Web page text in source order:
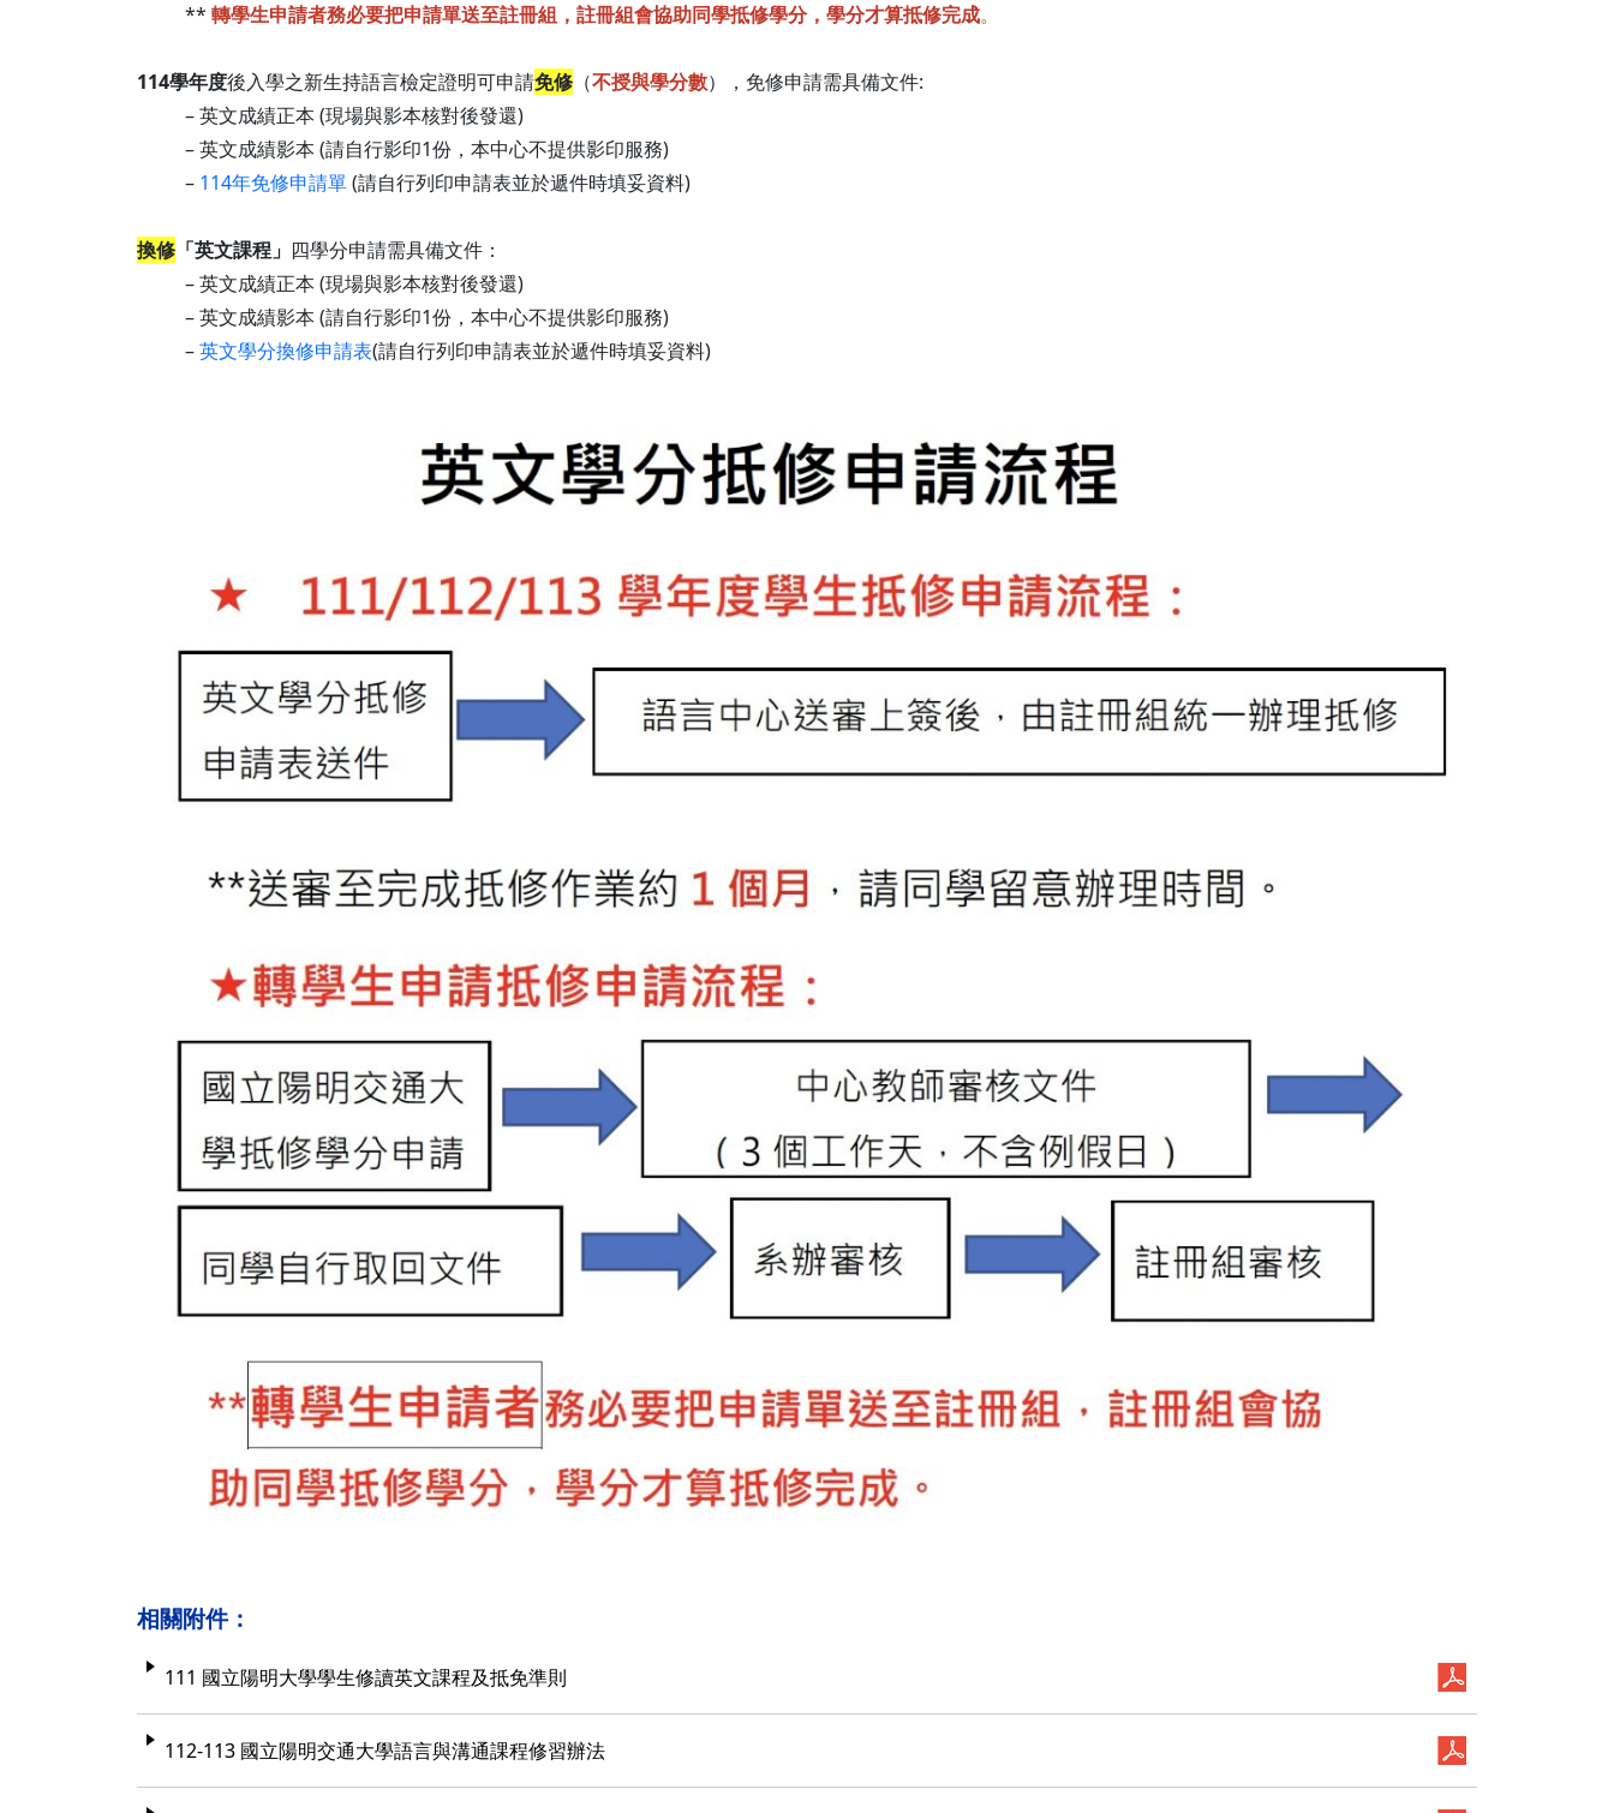
** 轉學生申請者務必要把申請單送至註冊組，註冊組會協助同學抵修學分，學分才算抵修完成。
114學年度後入學之新生持語言檢定證明可申請免修 （不授與學分數），免修申請需具備文件:
– 英文成績正本 (現場與影本核對後發還)
– 英文成績影本 (請自行影印1份，本中心不提供影印服務)
– 114年免修申請單(請自行列印申請表並於遞件時填妥資料)
換修 「英文課程」 四學分申請需具備文件：
– 英文成績正本 (現場與影本核對後發還)
– 英文成績影本 (請自行影印1份，本中心不提供影印服務)
–英文學分換修申請表(請自行列印申請表並於遞件時填妥資料)
相關附件：
111 國立陽明大學學生修讀英文課程及抵免準則
112-113 國立陽明交通大學語言與溝通課程修習辦法